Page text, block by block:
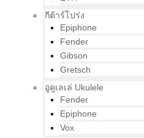
กีต้าร์โปร่ง
Epiphone
Fender
Gibson
Gretsch
อูคูเลเล่ Ukulele
Fender
Epiphone
Vox